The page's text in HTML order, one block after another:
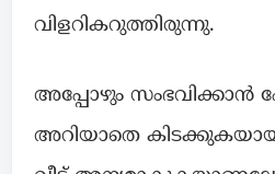
വിളറികറുത്തിരുന്നു.
അപ്പോഴും സംഭവിക്കാൻ
അറിയാതെ